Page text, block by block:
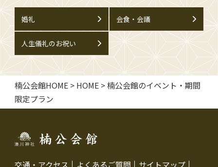
婚礼 会食・会議
人生儀礼のお祝い
楠公会館HOME > HOME >楠公会館のイベント・期間
限定プラン
交通・アクセス よくあるご質問
サイトマップ